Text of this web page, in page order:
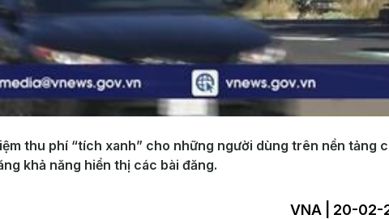
thu phí “tích xanh” cho những người dùng trên nền tảng
khả năng hiển thị các bài đăng.
VNA | 20-02-